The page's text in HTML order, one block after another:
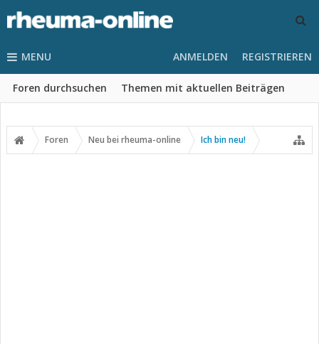
MENU
Foren durchsuchen Themen mit aktuellen Beiträgen
ANMELDEN REGISTRIEREN
Foren Neu bei rheuma-online Ich bin neu!